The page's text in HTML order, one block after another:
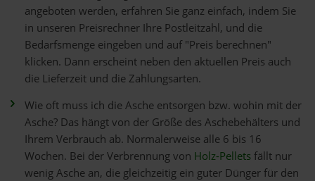
angeboten werden, erfahren Sie ganz einfach, indem Sie
in unseren Preisrechner Ihre Postleitzahl, und die
Bedarfsmenge eingeben und auf "Preis berechnen"
klicken. Dann erscheint neben den aktuellen Preis auch
die Lieferzeit und die Zahlungsarten.
Wie oft muss ich die Asche entsorgen bzw. wohin mit der
Asche? Das hängt von der Größe des Aschebehälters und
Ihrem Verbrauch ab. Normalerweise alle 6 bis 16
Wochen. Bei der Verbrennung von Holz-Pelletsfällt nur
wenig Asche an, die gleichzeitig ein guter Dünger für den